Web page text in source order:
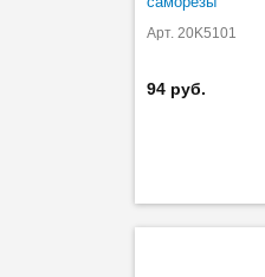
Арт. 20K5101
94 руб.